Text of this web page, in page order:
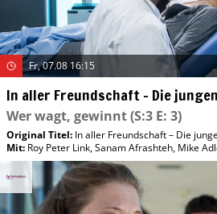
Fr, 07.08 16:15
In aller Freundschaft – Die
Wer wagt, gewinnt(S:3 E: 3)
Original Titel: In aller Freundschaft – Die
Mit: Roy Peter Link,Sanam Afrashteh, Mike